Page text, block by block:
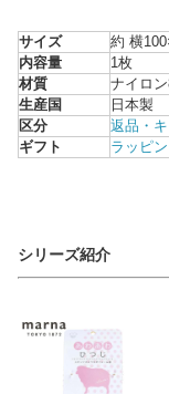
サイズ
約 横
内容量
1枚
材質
ナイロ
生産国
日本製
区分
返品・
ギフト
ラッピ
シリーズ紹介